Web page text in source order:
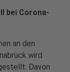
bei Corona-
an den
wird
Davon